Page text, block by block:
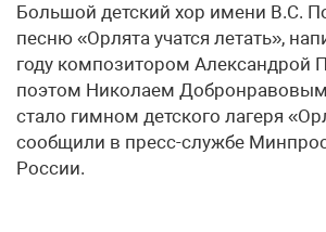
Большой детский хор имени В.С.
песню «Орлята учатся летать»,
году композитором Александрой
поэтом Николаем
стало гимном детского лагеря
сообщили в пресс-службе
России.